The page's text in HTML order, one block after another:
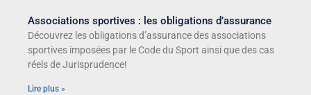
Associations sportives : les obligations d’assurance
Découvrez les obligations d’assurance des associations
sportives imposées par le Code du Sport ainsi que des cas
réels de Jurisprudence!
Lire plus »